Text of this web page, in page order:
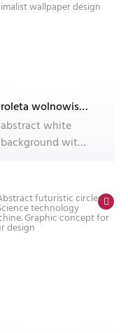
roleta wolnowisząca electro z nadrukiem
abstract white
background with